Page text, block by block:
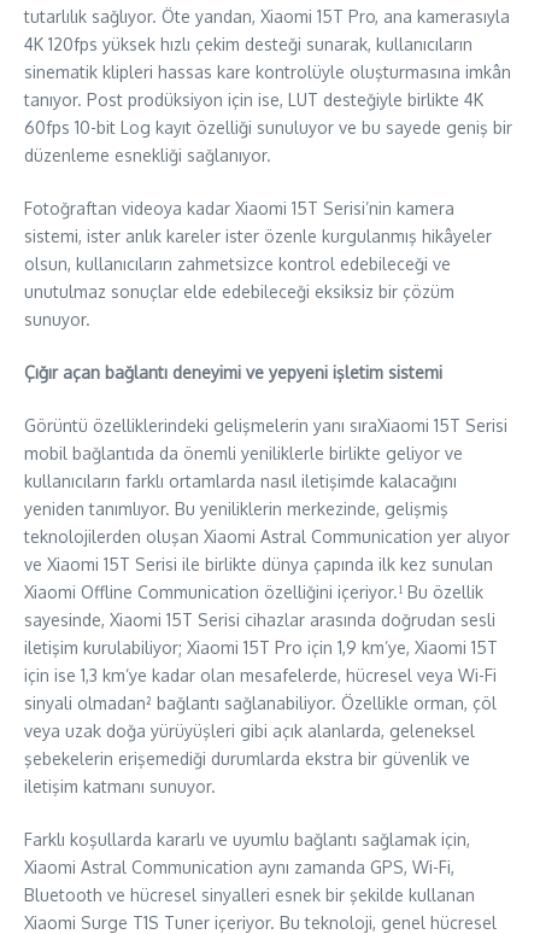
tutarlılık sağlıyor. Öte yandan, Xiaomi 15T Pro, ana kamerasıyla
4K 120fps yüksek hızlı çekim desteği sunarak, kullanıcıların
sinematik klipleri hassas kare kontrolüyle oluşturmasına imkân
tanıyor. Post prodüksiyon için ise, LUT desteğiyle birlikte 4K
60fps 10-bit Log kayıt özelliği sunuluyor ve bu sayede geniş bir
düzenleme esnekliği sağlanıyor.
Fotoğraftan videoya kadar Xiaomi 15T Serisi’nin kamera
sistemi, ister anlık kareler ister özenle kurgulanmış hikâyeler
olsun, kullanıcıların zahmetsizce kontrol edebileceği ve
unutulmaz sonuçlar elde edebileceği eksiksiz bir çözüm
sunuyor.
Çığır açan bağlantı deneyimi ve yepyeni işletim sistemi
Görüntü özelliklerindeki gelişmelerin yanı sıraXiaomi 15T Serisi
mobil bağlantıda da önemli yeniliklerle birlikte geliyor ve
kullanıcıların farklı ortamlarda nasıl iletişimde kalacağını
yeniden tanımlıyor. Bu yeniliklerin merkezinde, gelişmiş
teknolojilerden oluşan Xiaomi Astral Communication yer alıyor
ve Xiaomi 15T Serisi ile birlikte dünya çapında ilk kez sunulan
Xiaomi Offline Communication özelliğini içeriyor.¹ Bu özellik
sayesinde, Xiaomi 15T Serisi cihazlar arasında doğrudan sesli
iletişim kurulabiliyor; Xiaomi 15T Pro için 1,9 km’ye, Xiaomi 15T
için ise 1,3 km’ye kadar olan mesafelerde, hücresel veya Wi-Fi
sinyali olmadan² bağlantı sağlanabiliyor. Özellikle orman, çöl
veya uzak doğa yürüyüşleri gibi açık alanlarda, geleneksel
şebekelerin erişemediği durumlarda ekstra bir güvenlik ve
iletişim katmanı sunuyor.
Farklı koşullarda kararlı ve uyumlu bağlantı sağlamak için,
Xiaomi Astral Communication aynı zamanda GPS, Wi-Fi,
Bluetooth ve hücresel sinyalleri esnek bir şekilde kullanan
Xiaomi Surge T1S Tuner içeriyor. Bu teknoloji, genel hücresel